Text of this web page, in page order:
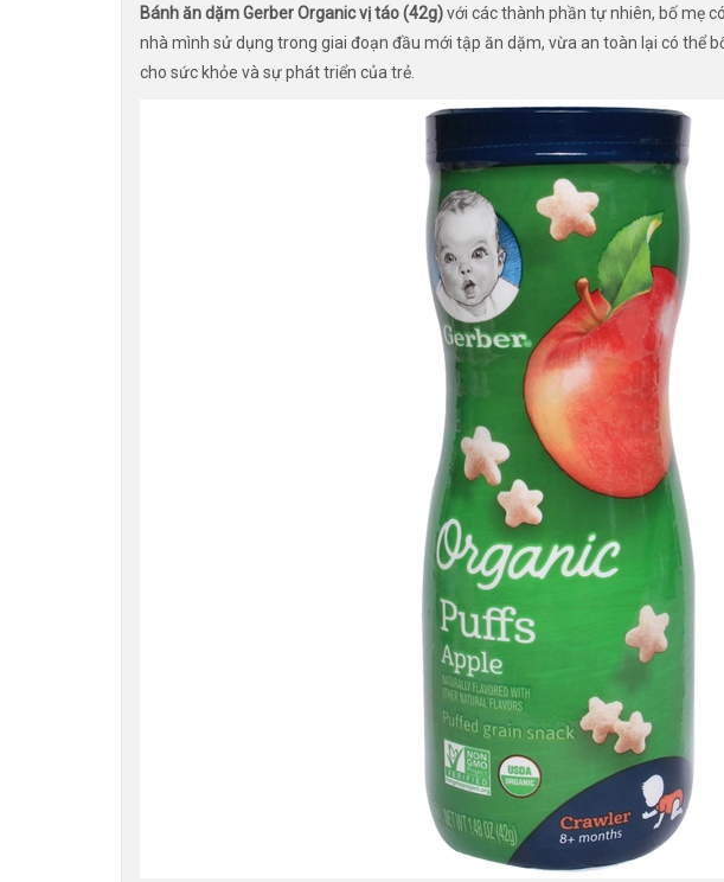
Bánh ăn dặm Gerber Organic vị táo (42g)với các thành phần tự nhiên, bố mẹ
nhà mình sử dụng trong giai đoạn đầu mới tập ăn dặm, vừa an toàn lại có thể
cho sức khỏe và sự phát triển của trẻ.